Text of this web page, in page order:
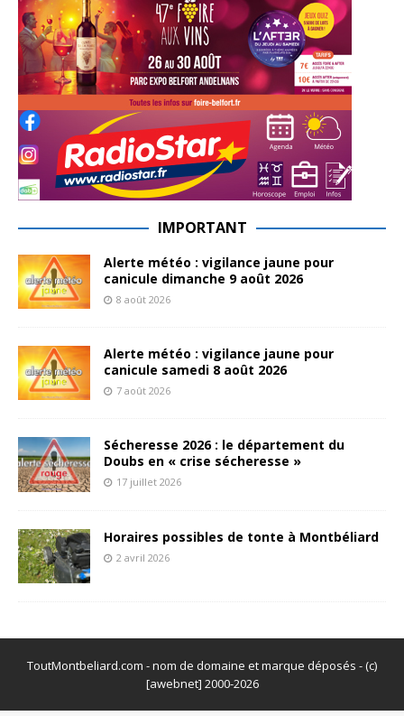
IMPORTANT
Alerte météo : vigilance jaune pour
canicule dimanche 9 août 2026
8 août 2026
Alerte météo : vigilance jaune pour
canicule samedi 8 août 2026
7 août 2026
Sécheresse 2026 : le département du
Doubs en « crise sécheresse »
17 juillet 2026
Horaires possibles de tonte à Montbéliard
2 avril 2026
ToutMontbeliard.com - nom de domaine et marque déposés - (c)
[awebnet] 2000-2026